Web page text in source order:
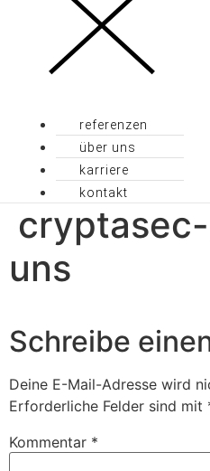
referenzen
über uns
karriere
kontakt
uns
Schreibe
Deine E-Mail-Adresse wird
Erforderliche Felder sind mit
Kommentar *